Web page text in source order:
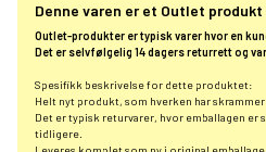
Denne varen er et Outlet produkt
Outlet-produkter er typisk varer hvor en
Det er selvfølgelig 14 dagers returrett og
Spesifikk beskrivelse for dette produktet:
Helt nyt produkt, som hverken har
Det er typisk returvarer, hvor emballagen er
tidligere.